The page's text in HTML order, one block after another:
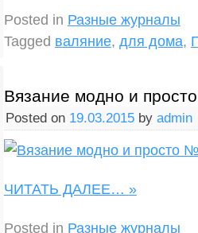
Posted in Разные журналы
Tagged валяние, для дома,
Вязание модно и
Posted on 19.03.2015 by admin
ЧИТАТЬ ДАЛЕЕ… »
Posted in Разные журналы